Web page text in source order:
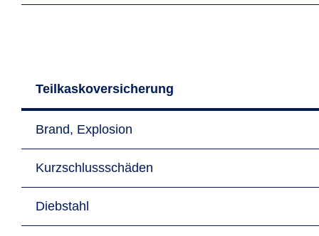
Teilkaskoversicherung
Brand, Explosion
Kurzschlussschäden
Diebstahl